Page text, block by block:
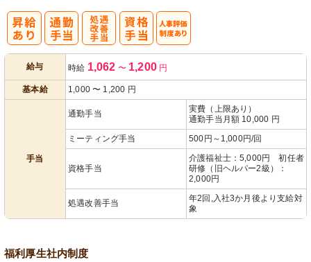
給与 時給 1,062 〜 1,200円
基本給 1,000 〜 1,200 円
手当
通勤手当
実費（上限あり）
通勤手当月額 10,000 円
ミーティング手当
500円～1,000円/回
資格手当
介護福祉士：5,000円 初任者
研修（旧ヘルパー2級）：
2,000円
処遇改善手当
年2回,入社3か月後より支給対
象
福利厚生社内制度